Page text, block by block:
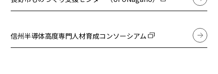
信州半導体高度専門人材育成コンソーシアム